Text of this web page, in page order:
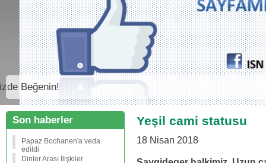
Sizde Beğenin!
Son haberler
Papaz Bochanen'a veda
edildi
Dinler Arası İlişkiler
Yeşil cami statusu
18 Nisan 2018